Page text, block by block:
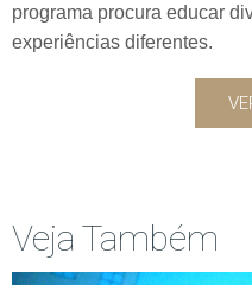
programa procura educar
experiências diferentes.
Veja Também